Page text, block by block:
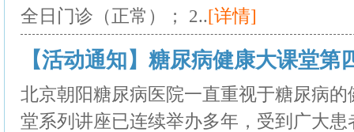
全日门诊（正常）； 2..[详情]
【活动通知】糖尿病健康大课堂第
北京朝阳糖尿病医院一直重视于糖尿病
堂系列讲座已连续举办多年，受到广大